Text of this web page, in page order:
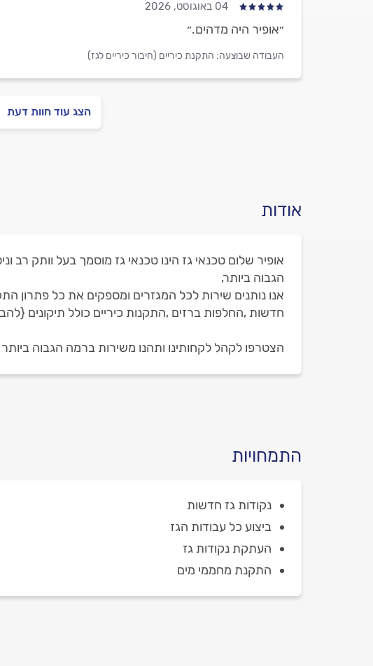
04 באוגוסט, 2026
״אופיר היה מדהים.״
העבודה שבוצעה: התקנת כיריים (חיבור כיריים לגז)
הצג עוד חוות דעת
אודות
אופיר שלום טכנאי גז הינו טכנאי גז מוסמך בעל וותק רב
הגבוה ביותר,
אנו נותנים שירות לכל המגזרים ומספקים את כל פתרון
חדשות ,החלפות ברזים ,התקנות כיריים כולל תיקונים
הצטרפו לקהל לקחותינו ותהנו משירות ברמה הגבוה
התמחויות
נקודות גז חדשות
ביצוע כל עבודות הגז
העתקת נקודות גז
התקנת מחממי מים